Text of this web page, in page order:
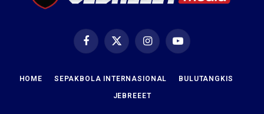
FacebookX
(Twitter)
InstagramYouTube
HOME SEPAKBOLA INTERNASIONAL BULUTANGKIS
JEBREEET